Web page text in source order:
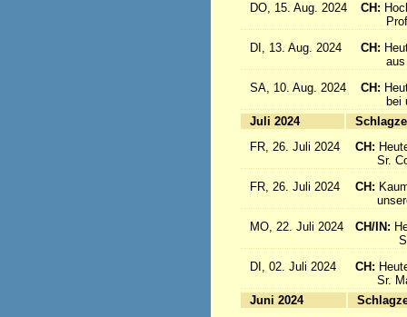
DO, 15. Aug. 2024
CH:
DI, 13. Aug. 2024
CH:
aus
SA, 10. Aug. 2024
CH:
bei
Juli 2024
FR, 26. Juli 2024
CH:
Sr.
FR, 26. Juli 2024
CH:
unsere
MO, 22. Juli 2024
CH/IN:
Sr.
DI, 02. Juli 2024
CH:
Sr.
Juni 2024